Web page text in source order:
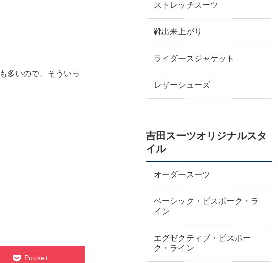
多いので、そういっ
Pocket
ストレッチスーツ
靴出来上がり
ライダースジャケット
レザーシューズ
吉田スーツオリジナルスタ
イル
オーダースーツ
ベーシック・ビスポーク・ラ
イン
エグゼクティブ・ビスポー
ク・ライン